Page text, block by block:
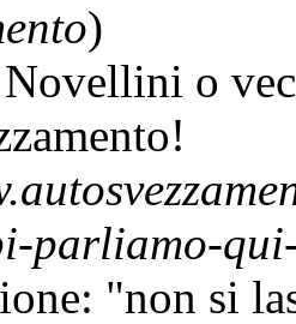
)
o
parliamo-
"non si